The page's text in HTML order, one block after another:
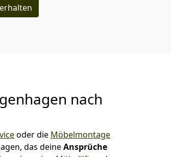
nach
oder die Möbelmontage
das deineAnsprüche